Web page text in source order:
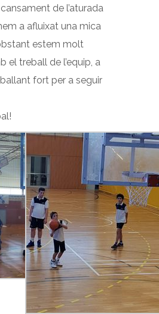
de l’aturada
a afluixat una mica
estem molt
el treball de l’equip, a
fort per a seguir